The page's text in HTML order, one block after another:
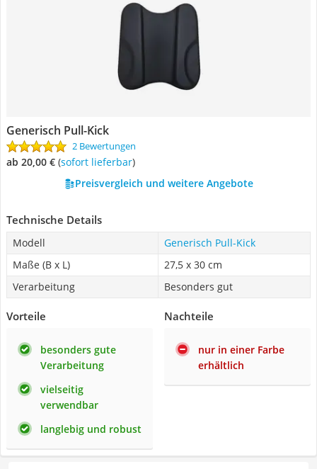
Generisch Pull-Kick
2 Bewertungen
ab 20,00 € ( Sofort lieferbar)
Preisvergleich und weitere Angebote
Technische Details
Modell
Generisch Pull-Kick
Maße (B x L)
27,5 x 30 cm
Verarbeitung
Besonders gut
Vorteile
besonders gute
Verarbeitung
vielseitig
verwendbar
langlebig und robust
Nachteile
nur in einer Farbe
erhältlich